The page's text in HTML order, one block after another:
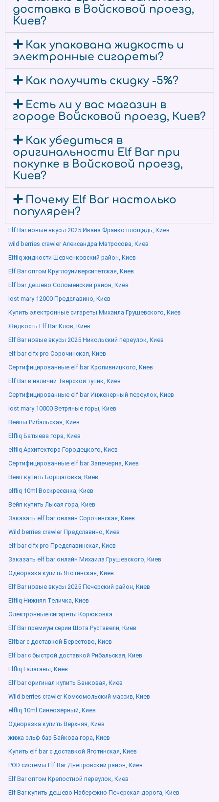
доставка в Войсковой проезд,
Киев?
Как упакована жидкость и
электронные сигареты?
Как получить скидку -5%?
Есть ли у вас магазин в
городе Войсковой проезд, Киев?
Как убедиться в
оригинальности Elf Bar при
покупке в Войсковой проезд,
Киев?
Почему Elf Bar настолько
популярен?
Elf Bar новые вкусы 2025 Ивана Франко площадь, Киев
wild berries crawler Александра Матросова, Киев
Elfliq жидкости Шевченковский район, Киев
Elf Bar оптом Круглоуниверситетская, Киев
Elf bar дешево Соломенский район, Киев
lost mary 12000 Предславино, Киев
Купить электронные сигареты Михаила Грушевского, Киев
Жидкость Elf Bar Клов, Киев
Elf Bar новые вкусы 2025 Никольский переулок, Киев
elf bar elfx pro Сорочинская, Киев
Сертифицированные elf bar Кропивницкого, Киев
Elf Bar в наличии Тверской тупик, Киев
Сертифицированные elf bar Инженерный переулок, Киев
lost mary 10000 Ветряные горы, Киев
Вейпы Рибальская, Киев
Elfliq Батыева гора, Киев
elfliq Архитектора Городецкого, Киев
Сертифицированные elf bar Запечерна, Киев
Вейп купить Борщаговка, Киев
elfliq 10ml Воскресенка, Киев
Вейп купить Лысая гора, Киев
Заказать elf bar онлайн Сорочинская, Киев
Wild berries crawler Предславино, Киев
elf bar elfx pro Предславинская, Киев
Заказать elf bar онлайн Михаила Грушевского, Киев
Одноразка купить Яготинская, Киев
Elf Bar новые вкусы 2025 Печерский район, Киев
Elfliq Нижняя Теличка, Киев
Электронные сигареты Корюковка
Elf Bar премиум серии Шота Руставели, Киев
Elfbar с доставкой Берестово, Киев
Elf bar с быстрой доставкой Рибальская, Киев
Elfliq Галаганы, Киев
Elf bar оригинал купить Банковая, Киев
Wild berries crawler Комсомольский массив, Киев
elfliq 10ml Синеозёрный, Киев
Одноразка купить Верхняя, Киев
жижа эльф бар Байкова гора, Киев
Купить elf bar с доставкой Яготинская, Киев
POD системы Elf Bar Днепровский район, Киев
Elf Bar оптом Крепостной переулок, Киев
Elf Bar купить дешево Набережно-Печерская дорога, Киев